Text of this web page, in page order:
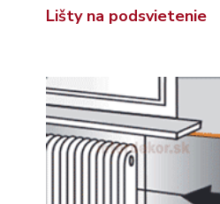
Lišty na podsvietenie